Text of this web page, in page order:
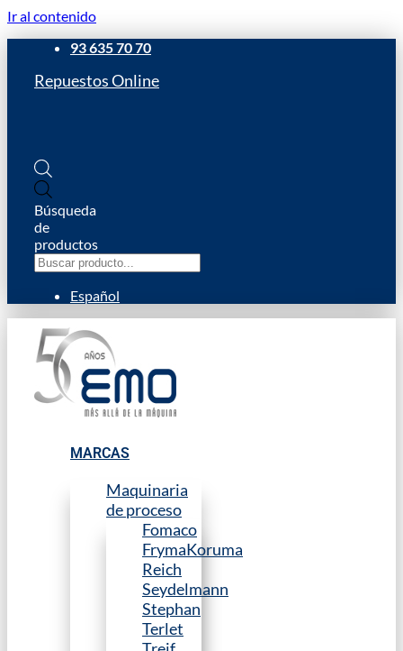
Ir al contenido
93 635 70 70
Repuestos Online
Búsqueda
de
productos
Español
MARCAS
Maquinaria
de proceso
Fomaco
FrymaKoruma
Reich
Seydelmann
Stephan
Terlet